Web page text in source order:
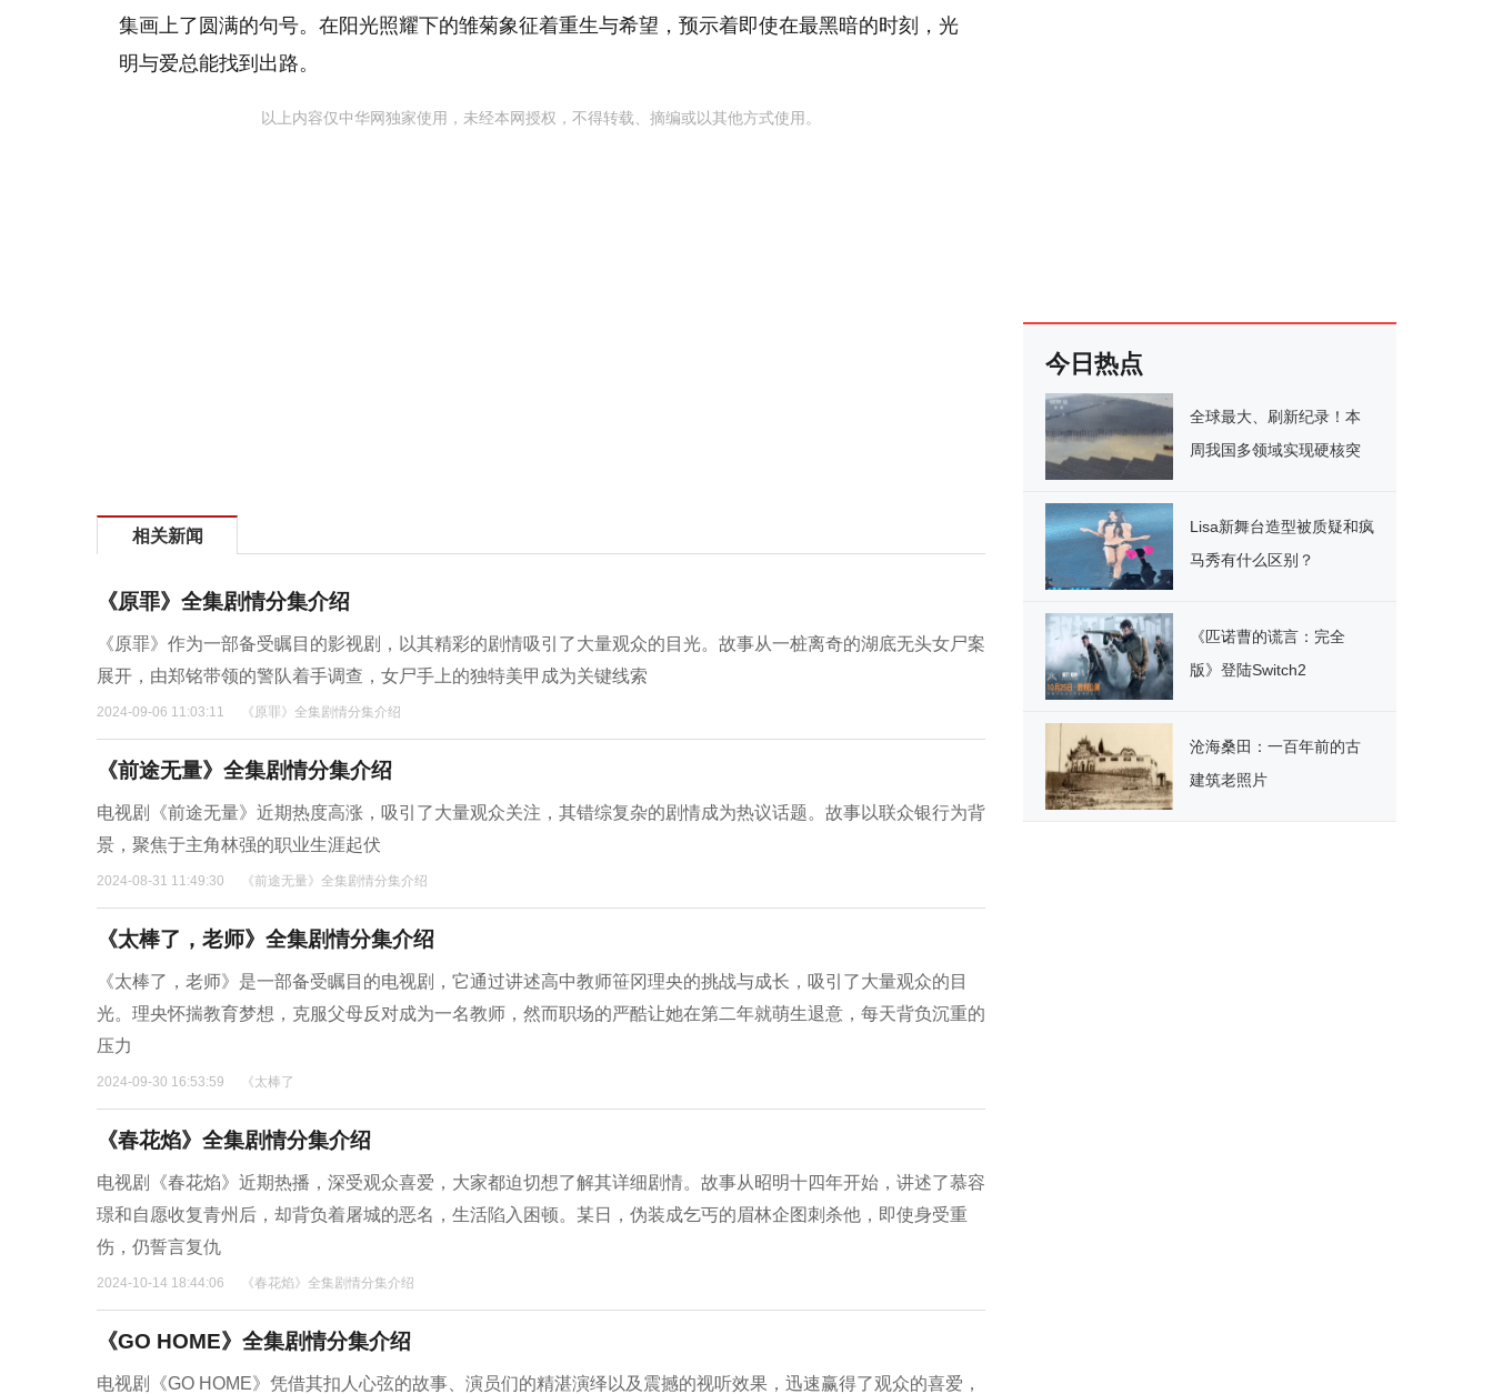
集画上了圆满的句号。在阳光照耀下的雏菊象征着重生与希望，预示着即使在最黑暗的时刻，光
明与爱总能找到出路。
以上内容仅中华网独家使用，未经本网授权，不得转载、摘编或以其他方式使用。
相关新闻
《原罪》全集剧情分集介绍
《原罪》作为一部备受瞩目的影视剧，以其精彩的剧情吸引了大量观众的目光。故事从一桩离奇的湖底无头女尸案
展开，由郑铭带领的警队着手调查，女尸手上的独特美甲成为关键线索
2024-09-06 11:03:11 《原罪》全集剧情分集介绍
《前途无量》全集剧情分集介绍
电视剧《前途无量》近期热度高涨，吸引了大量观众关注，其错综复杂的剧情成为热议话题。故事以联众银行为背
景，聚焦于主角林强的职业生涯起伏
2024-08-31 11:49:30 《前途无量》全集剧情分集介绍
《太棒了，老师》全集剧情分集介绍
《太棒了，老师》是一部备受瞩目的电视剧，它通过讲述高中教师笹冈理央的挑战与成长，吸引了大量观众的目
光。理央怀揣教育梦想，克服父母反对成为一名教师，然而职场的严酷让她在第二年就萌生退意，每天背负沉重的
压力
2024-09-30 16:53:59 《太棒了
《春花焰》全集剧情分集介绍
电视剧《春花焰》近期热播，深受观众喜爱，大家都迫切想了解其详细剧情。故事从昭明十四年开始，讲述了慕容
璟和自愿收复青州后，却背负着屠城的恶名，生活陷入困顿。某日，伪装成乞丐的眉林企图刺杀他，即使身受重
伤，仍誓言复仇
2024-10-14 18:44:06 《春花焰》全集剧情分集介绍
《GO HOME》全集剧情分集介绍
电视剧《GO HOME》凭借其扣人心弦的故事、演员们的精湛演绎以及震撼的视听效果，迅速赢得了观众的喜爱，
今日热点
全球最大、刷新纪录！本
周我国多领域实现硬核突
Lisa新舞台造型被质疑和疯
马秀有什么区别？
《匹诺曹的谎言：完全
版》登陆Switch2
沧海桑田：一百年前的古
建筑老照片